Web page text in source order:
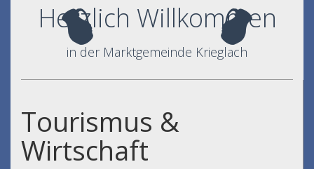
Herzlich Willkommen
in der Marktgemeinde Krieglach
Tourismus &
Wirtschaft